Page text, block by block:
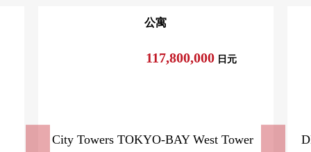
公寓
City Towers TOKYO-BAY West Tower
117,800,000日元